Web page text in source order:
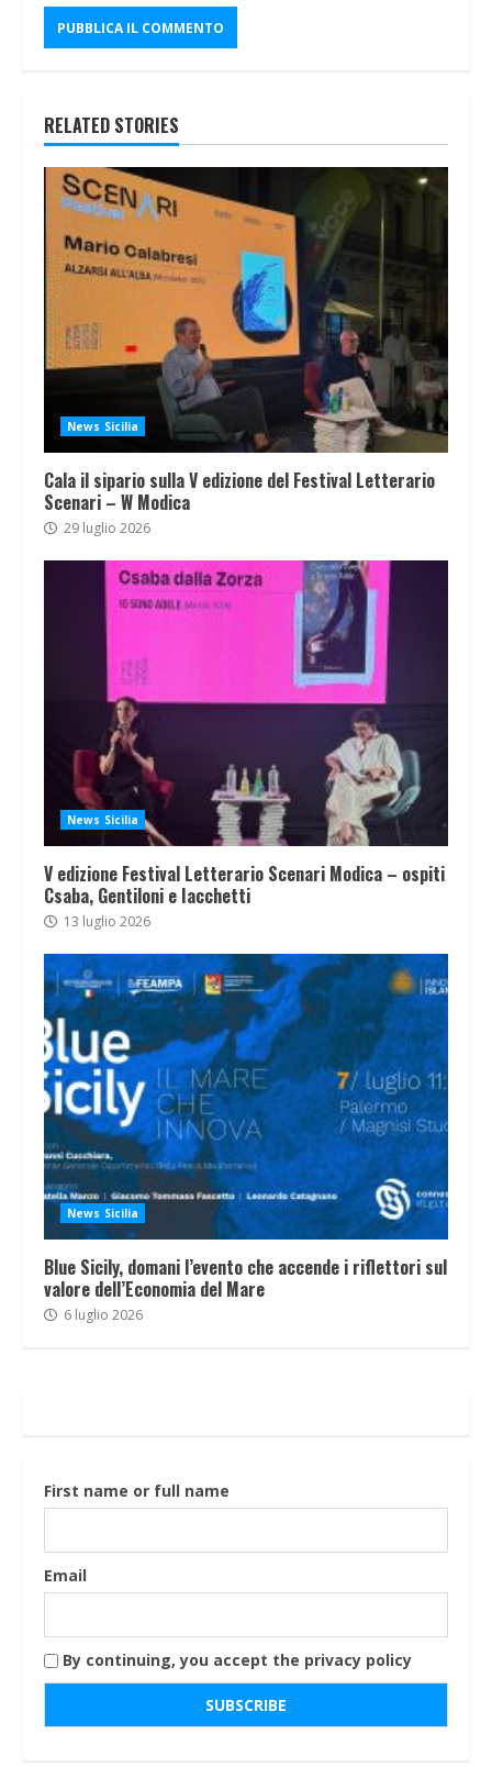
RELATED STORIES
News Sicilia
Cala il sipario sulla V edizione del Festival Letterario
Scenari – W Modica
29 luglio 2026
News Sicilia
V edizione Festival Letterario Scenari Modica – ospiti
Csaba, Gentiloni e Iacchetti
13 luglio 2026
News Sicilia
Blue Sicily, domani l’evento che accende i riflettori sul
valore dell’Economia del Mare
6 luglio 2026
First name or full name
Email
By continuing, you accept the privacy policy